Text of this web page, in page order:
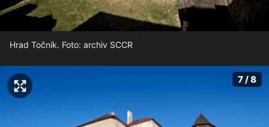
Hrad Točník. Foto: archiv SCCR
7 / 8